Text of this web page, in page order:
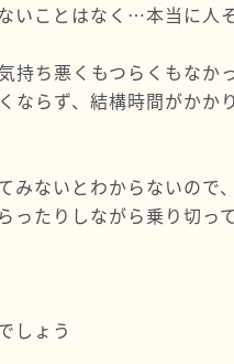
いことはなく…本当に人
持ち悪くもつらくもなか
ならず、結構時間がかか
みないとわからないので
ったりしながら乗り切っ
しょう